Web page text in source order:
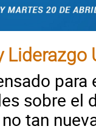
Liderazgo
para
sobre el
tan